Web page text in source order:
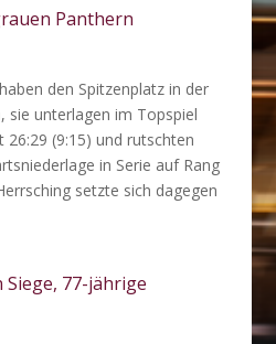
Panthern
den Spitzenplatz in der
sie unterlagen im Topspiel
26:29 (9:15) und rutschten
in Serie auf Rang
setzte sich dagegen
Siege, 77-jährige